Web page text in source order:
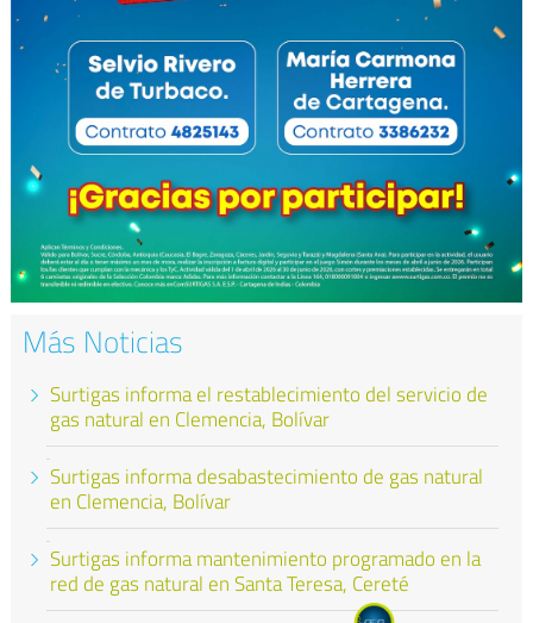
Más Noticias
Surtigas informa el restablecimiento del servicio de
gas natural en Clemencia, Bolívar
Surtigas informa desabastecimiento de gas natural
en Clemencia, Bolívar
Surtigas informa mantenimiento programado en la
red de gas natural en Santa Teresa, Cereté